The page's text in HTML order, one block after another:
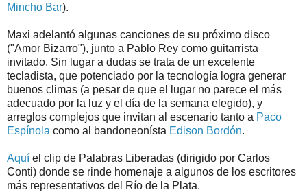
Mincho Bar).
Maxi adelantó algunas canciones de su próximo disco
("Amor Bizarro"), junto a Pablo Rey como guitarrista
invitado. Sin lugar a dudas se trata de un excelente
tecladista, que potenciado por la tecnología logra generar
buenos climas (a pesar de que el lugar no parece el más
adecuado por la luz y el día de la semana elegido), y
arreglos complejos que invitan al escenario tanto a Paco
Espínola como al bandoneonísta Edison Bordón.
Aquí el clip de Palabras Liberadas (dirigido por Carlos
Conti) donde se rinde homenaje a algunos de los escritores
más representativos del Río de la Plata.